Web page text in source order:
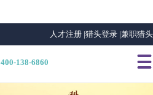
人才注册 |猎头登录 |兼职猎头
400-138-6860 